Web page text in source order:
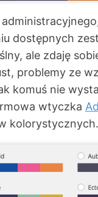
dostępnych
ale zdaję
problemy ze
komuś nie
wtyczka
kolorystycznych.